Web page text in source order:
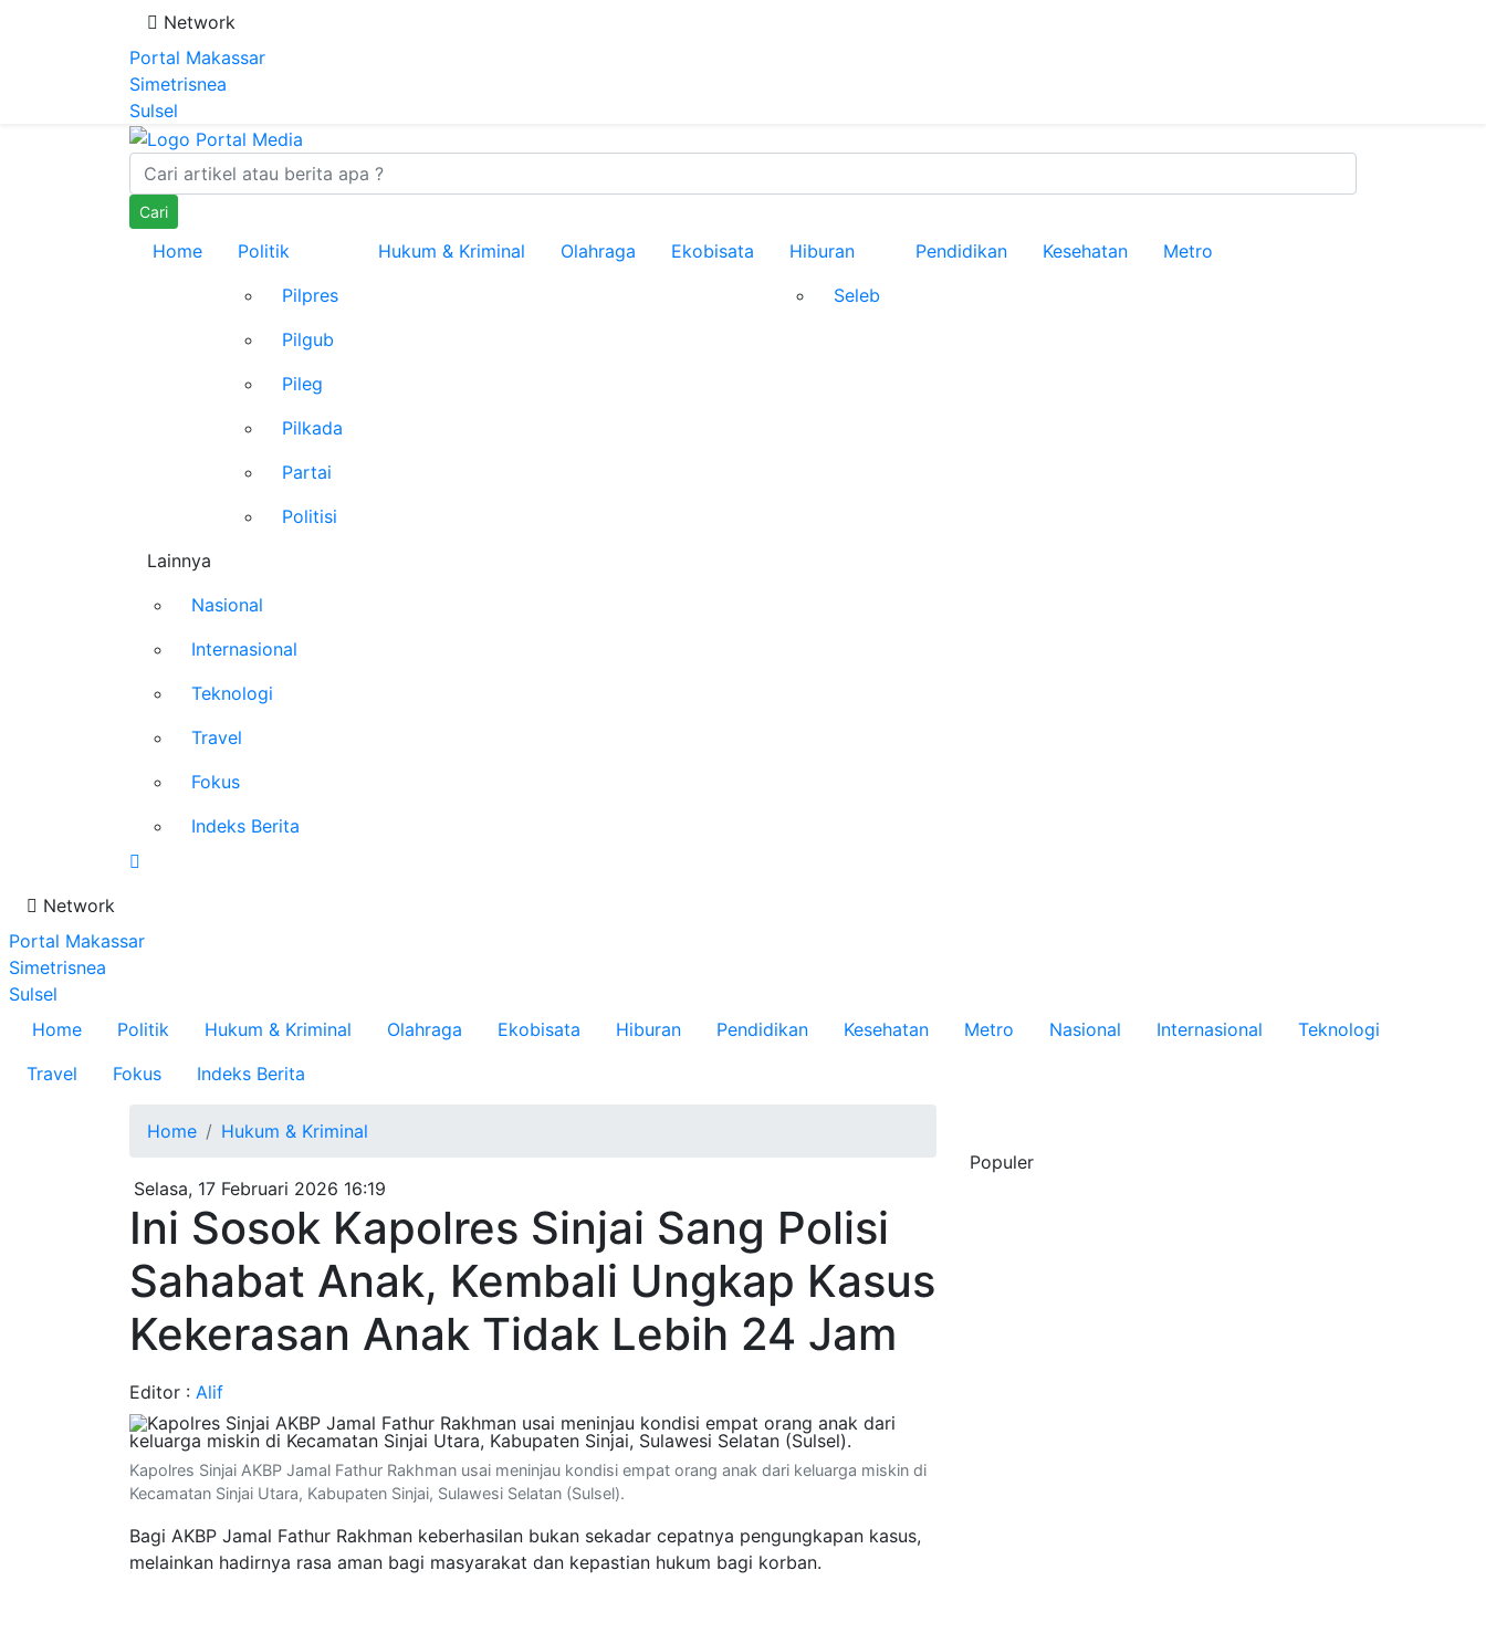
Network
Portal Makassar
Simetrisnea
Sulsel
Cari
Home
Politik
Pilpres
Pilgub
Pileg
Pilkada
Partai
Politisi
Hukum & Kriminal Olahraga Ekobisata
Hiburan
Seleb
Pendidikan Kesehatan Metro
Lainnya
Nasional
Internasional
Teknologi
Travel
Fokus
Indeks Berita
Network
Portal Makassar
Simetrisnea
Sulsel
Home
Politik Hukum & Kriminal Olahraga Ekobisata Hiburan Pendidikan Kesehatan Metro Nasional Internasional
Teknologi
Travel
Fokus Indeks Berita
Home Hukum & Kriminal
Selasa, 17 Februari 2026 16:19
Ini Sosok Kapolres Sinjai Sang Polisi
Sahabat Anak, Kembali Ungkap Kasus
Kekerasan Anak Tidak Lebih 24 Jam
Editor : Alif
Kapolres Sinjai AKBP Jamal Fathur Rakhman usai meninjau kondisi empat orang anak dari keluarga miskin di
Kecamatan Sinjai Utara, Kabupaten Sinjai, Sulawesi Selatan (Sulsel).
Bagi AKBP Jamal Fathur Rakhman keberhasilan bukan sekadar cepatnya pengungkapan kasus,
melainkan hadirnya rasa aman bagi masyarakat dan kepastian hukum bagi korban.
Populer